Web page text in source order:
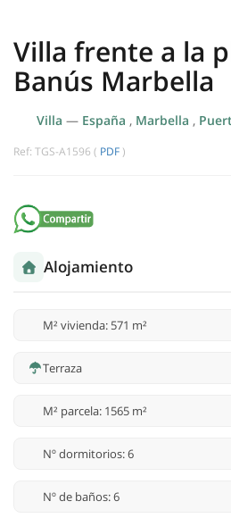
Villa frente a la
Banús Marbella
Villa — España , Marbella ,
Ref: TGS-A1596 ( PDF )
Alojamiento
M² vivienda: 571 m²
Terraza
M² parcela: 1565 m²
Nº dormitorios: 6
Nº de baños: 6